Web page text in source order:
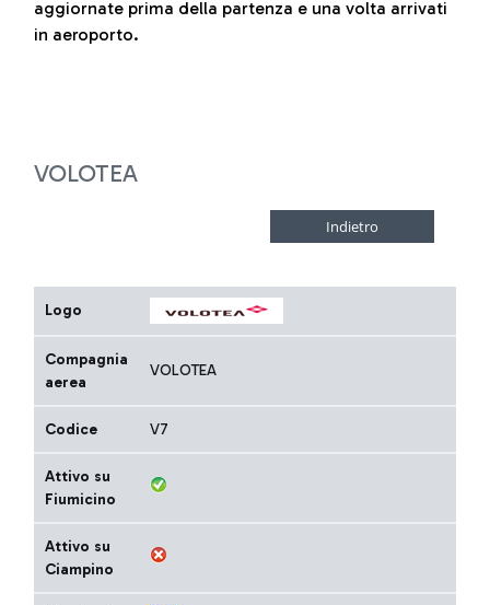
aggiornate prima della partenza e una volta arrivati
in aeroporto.
VOLOTEA
Logo
Compagnia
aerea
VOLOTEA
Codice V7
Attivo su
Fiumicino
Attivo su
Ciampino